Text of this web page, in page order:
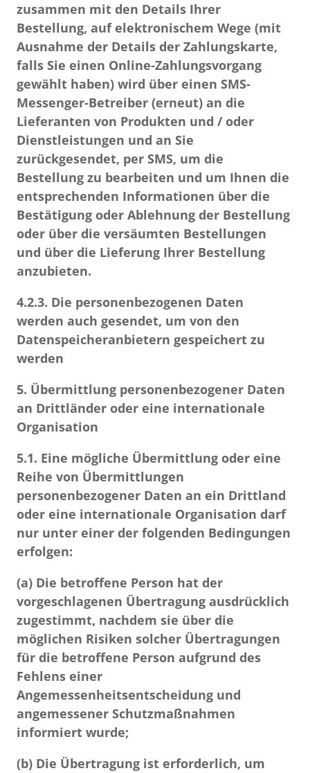
zusammen mit den Details Ihrer
Bestellung, auf elektronischem Wege (mit
Ausnahme der Details der Zahlungskarte,
falls Sie einen Online-Zahlungsvorgang
gewählt haben) wird über einen SMS-
Messenger-Betreiber (erneut) an die
Lieferanten von Produkten und / oder
Dienstleistungen und an Sie
zurückgesendet, per SMS, um die
Bestellung zu bearbeiten und um Ihnen die
entsprechenden Informationen über die
Bestätigung oder Ablehnung der Bestellung
oder über die versäumten Bestellungen
und über die Lieferung Ihrer Bestellung
anzubieten.
4.2.3. Die personenbezogenen Daten
werden auch gesendet, um von den
Datenspeicheranbietern gespeichert zu
werden
5. Übermittlung personenbezogener Daten
an Drittländer oder eine internationale
Organisation
5.1. Eine mögliche Übermittlung oder eine
Reihe von Übermittlungen
personenbezogener Daten an ein Drittland
oder eine internationale Organisation darf
nur unter einer der folgenden Bedingungen
erfolgen:
(a) Die betroffene Person hat der
vorgeschlagenen Übertragung ausdrücklich
zugestimmt, nachdem sie über die
möglichen Risiken solcher Übertragungen
für die betroffene Person aufgrund des
Fehlens einer
Angemessenheitsentscheidung und
angemessener Schutzmaßnahmen
informiert wurde;
(b) Die Übertragung ist erforderlich, um